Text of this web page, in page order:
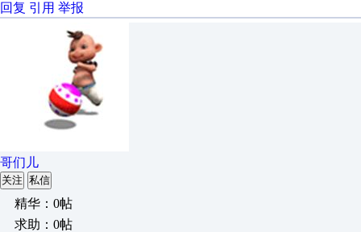
回复 引用 举报
哥们儿
关注 私信
精华：0帖
求助：0帖